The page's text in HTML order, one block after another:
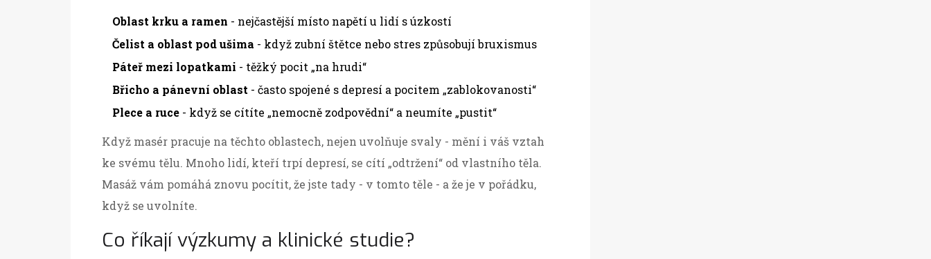
Oblast krku a ramen - nejčastější místo napětí u lidí s úzkostí
Čelist a oblast pod ušima - když zubní štětce nebo stres způsobují bruxismus
Páteř mezi lopatkami - těžký pocit „na hrudi“
Břicho a pánevní oblast - často spojené s depresí a pocitem „zablokovanosti“
Plece a ruce - když se cítíte „nemocně zodpovědní“ a neumíte „pustit“
Když masér pracuje na těchto oblastech, nejen uvolňuje svaly - mění i váš vztah
ke svému tělu. Mnoho lidí, kteří trpí depresí, se cítí „odtržení“ od vlastního těla.
Masáž vám pomáhá znovu pocítit, že jste tady - v tomto těle - a že je v pořádku,
když se uvolníte.
Co říkají výzkumy a klinické studie?